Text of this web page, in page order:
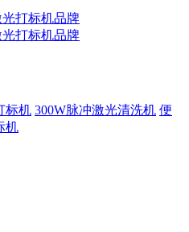
打标机品牌
打标机品牌
标机 300W脉冲激光清洗机 便
机